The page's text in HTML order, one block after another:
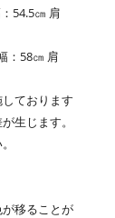
54.5㎝ 肩
：58㎝ 肩
ております
生じます。
移ることが